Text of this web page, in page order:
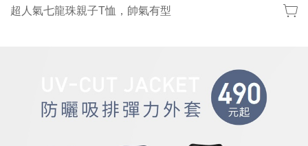
超人氣七龍珠親子T恤，帥氣有型